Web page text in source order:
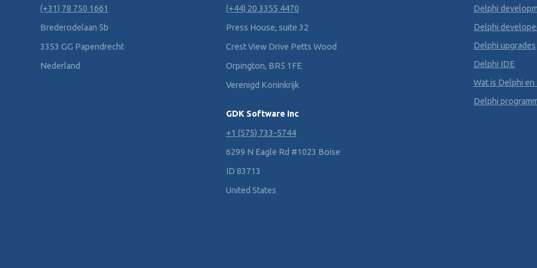
(+31) 78 750 1661
Brederodelaan 5b
3353 GG Papendrecht
Nederland
(+44) 20 3355 4470
Press House, suite 32
Crest View Drive Petts Wood
Orpington, BR5 1FE
Verenigd Koninkrijk
GDK Software Inc
+1 (575) 733-5744
6299 N Eagle Rd #1023 Boise
ID 83713
United States
Delphi
Delphi
Delphi upgrades
Delphi IDE
Wat is Delphi en
Delphi